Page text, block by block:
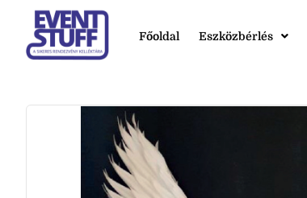
Főoldal Eszközbérlés